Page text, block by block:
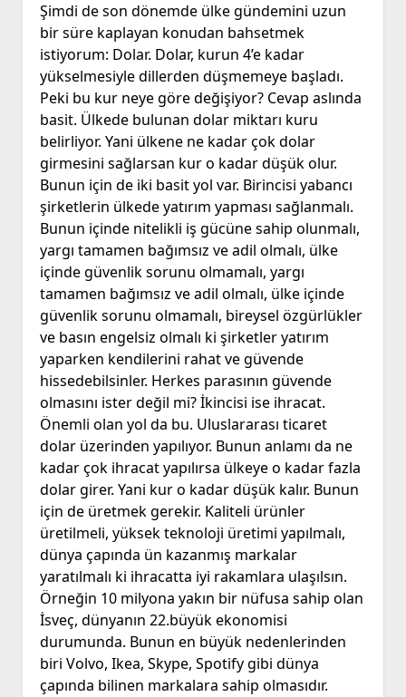
Şimdi de son dönemde ülke gündemini uzun
bir süre kaplayan konudan bahsetmek
istiyorum: Dolar. Dolar, kurun 4’e kadar
yükselmesiyle dillerden düşmemeye başladı.
Peki bu kur neye göre değişiyor? Cevap aslında
basit. Ülkede bulunan dolar miktarı kuru
belirliyor. Yani ülkene ne kadar çok dolar
girmesini sağlarsan kur o kadar düşük olur.
Bunun için de iki basit yol var. Birincisi yabancı
şirketlerin ülkede yatırım yapması sağlanmalı.
Bunun içinde nitelikli iş gücüne sahip olunmalı,
yargı tamamen bağımsız ve adil olmalı, ülke
içinde güvenlik sorunu olmamalı, yargı
tamamen bağımsız ve adil olmalı, ülke içinde
güvenlik sorunu olmamalı, bireysel özgürlükler
ve basın engelsiz olmalı ki şirketler yatırım
yaparken kendilerini rahat ve güvende
hissedebilsinler. Herkes parasının güvende
olmasını ister değil mi? İkincisi ise ihracat.
Önemli olan yol da bu. Uluslararası ticaret
dolar üzerinden yapılıyor. Bunun anlamı da ne
kadar çok ihracat yapılırsa ülkeye o kadar fazla
dolar girer. Yani kur o kadar düşük kalır. Bunun
için de üretmek gerekir. Kaliteli ürünler
üretilmeli, yüksek teknoloji üretimi yapılmalı,
dünya çapında ün kazanmış markalar
yaratılmalı ki ihracatta iyi rakamlara ulaşılsın.
Örneğin 10 milyona yakın bir nüfusa sahip olan
İsveç, dünyanın 22.büyük ekonomisi
durumunda. Bunun en büyük nedenlerinden
biri Volvo, Ikea, Skype, Spotify gibi dünya
çapında bilinen markalara sahip olmasıdır.